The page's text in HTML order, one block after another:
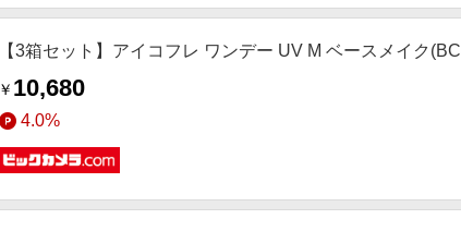
【3箱セット】アイコフレ ワンデー UV M ベースメイク
￥ 10,680
4.0%